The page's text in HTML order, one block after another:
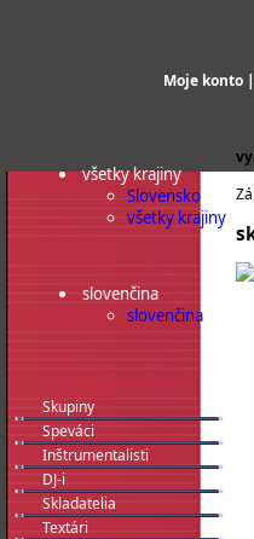
Moje konto |
všetky krajiny
Slovensko
všetky krajiny
slovenčina
slovenčina
Skupiny
Speváci
Inštrumentalisti
DJ-i
Skladatelia
Textári